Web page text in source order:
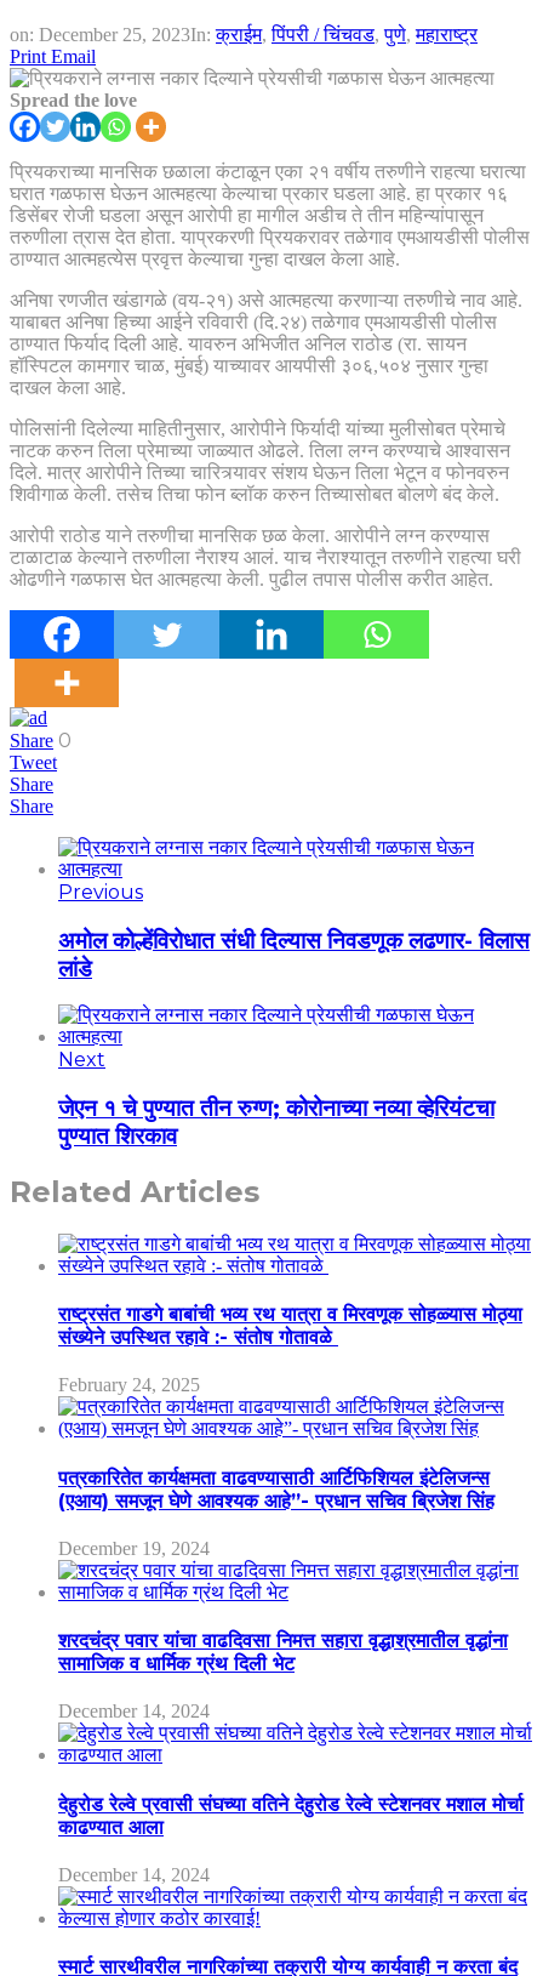
on: December 25, 2023In:क्राईम,पिंपरी / चिंचवड,पुणे,महाराष्ट्र
Print Email
Spread the love
प्रियकराच्या मानसिक छळाला कंटाळून एका २१ वर्षीय तरुणीने राहत्या घरात्या
घरात गळफास घेऊन आत्महत्या केल्याचा प्रकार घडला आहे. हा प्रकार १६
डिसेंबर रोजी घडला असून आरोपी हा मागील अडीच ते तीन महिन्यांपासून
तरुणीला त्रास देत होता. याप्रकरणी प्रियकरावर तळेगाव एमआयडीसी पोलीस
ठाण्यात आत्महत्येस प्रवृत्त केल्याचा गुन्हा दाखल केला आहे.
अनिषा रणजीत खंडागळे (वय-२१) असे आत्महत्या करणाऱ्या तरुणीचे नाव आहे.
याबाबत अनिषा हिच्या आईने रविवारी (दि.२४) तळेगाव एमआयडीसी पोलीस
ठाण्यात फिर्याद दिली आहे. यावरुन अभिजीत अनिल राठोड (रा. सायन
हॉस्पिटल कामगार चाळ, मुंबई) याच्यावर आयपीसी ३०६,५०४ नुसार गुन्हा
दाखल केला आहे.
पोलिसांनी दिलेल्या माहितीनुसार, आरोपीने फिर्यादी यांच्या मुलीसोबत प्रेमाचे
नाटक करुन तिला प्रेमाच्या जाळ्यात ओढले. तिला लग्न करण्याचे आश्वासन
दिले. मात्र आरोपीने तिच्या चारित्र्यावर संशय घेऊन तिला भेटून व फोनवरुन
शिवीगाळ केली. तसेच तिचा फोन ब्लॉक करुन तिच्यासोबत बोलणे बंद केले.
आरोपी राठोड याने तरुणीचा मानसिक छळ केला. आरोपीने लग्न करण्यास
टाळाटाळ केल्याने तरुणीला नैराश्य आलं. याच नैराश्यातून तरुणीने राहत्या घरी
ओढणीने गळफास घेत आत्महत्या केली. पुढील तपास पोलीस करीत आहेत.
Share 0
Tweet
Share
Share
Previous
अमोल कोल्हेंविरोधात संधी दिल्यास निवडणूक लढणार- विलास
लांडे
Next
जेएन १ चे पुण्यात तीन रुग्ण; कोरोनाच्या नव्या व्हेरियंटचा
पुण्यात शिरकाव
Related Articles
राष्ट्रसंत गाडगे बाबांची भव्य रथ यात्रा व मिरवणूक सोहळ्यास मोठ्या
संख्येने उपस्थित रहावे :- संतोष गोतावळे
February 24, 2025
पत्रकारितेत कार्यक्षमता वाढवण्यासाठी आर्टिफिशियल इंटेलिजन्स
(एआय) समजून घेणे आवश्यक आहे”- प्रधान सचिव ब्रिजेश सिंह
December 19, 2024
शरदचंद्र पवार यांचा वाढदिवसा निमत्त सहारा वृद्धाश्रमातील वृद्धांना
सामाजिक व धार्मिक ग्रंथ दिली भेट
December 14, 2024
देहुरोड रेल्वे प्रवासी संघच्या वतिने देहुरोड रेल्वे स्टेशनवर मशाल मोर्चा
काढण्यात आला
December 14, 2024
स्मार्ट सारथीवरील नागरिकांच्या तक्रारी योग्य कार्यवाही न करता बंद